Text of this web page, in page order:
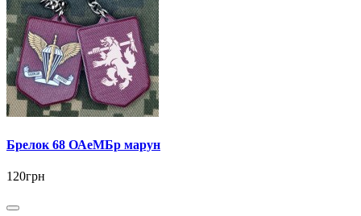
Брелок 68 ОАеМБр марун
120грн